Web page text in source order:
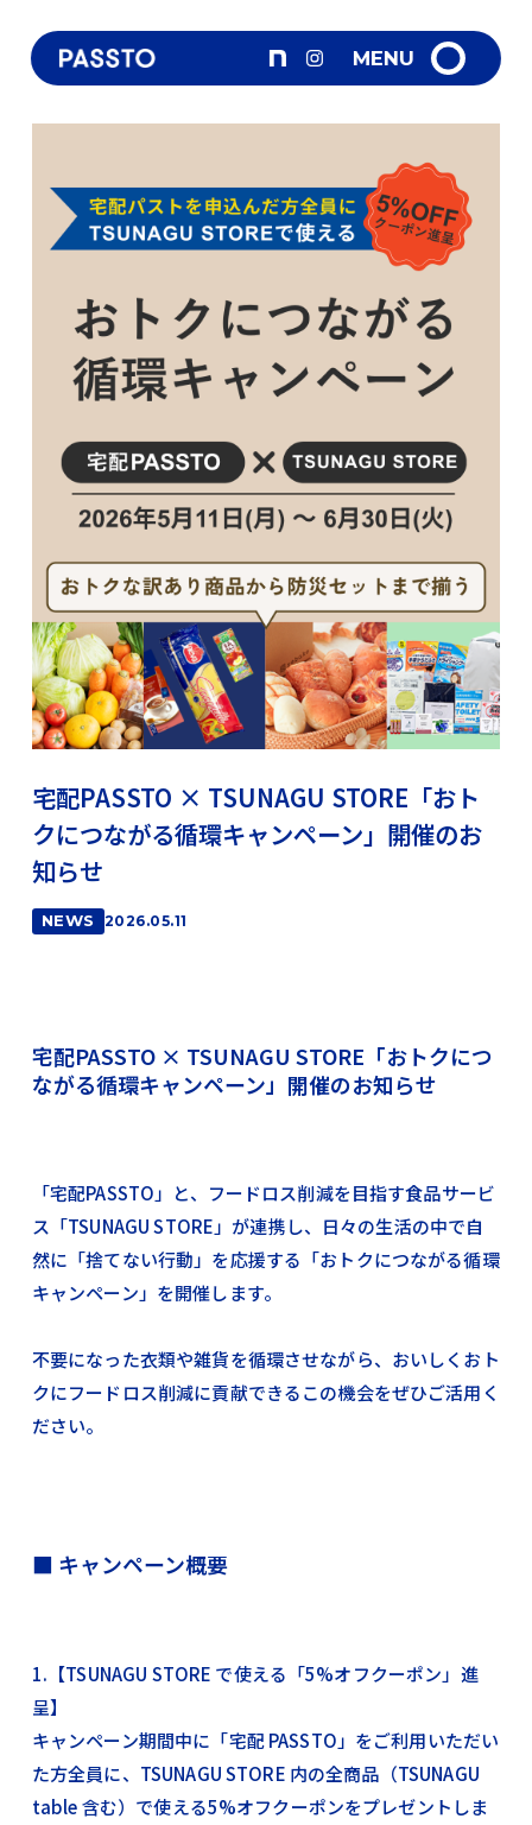
MENU
VISION
パストMAP
宅配パスト
What's New
パストを置く
FAQ
問合せ
宅配PASSTO × TSUNAGU STORE「おト
クにつながる循環キャンペーン」開催のお
知らせ
NEWS 2026.05.11
宅配PASSTO × TSUNAGU STORE「おトクにつ
ながる循環キャンペーン」開催のお知らせ
「宅配PASSTO」と、フードロス削減を目指す食品サービ
ス「TSUNAGU STORE」が連携し、日々の生活の中で自
然に「捨てない行動」を応援する「おトクにつながる循環
キャンペーン」を開催します。
不要になった衣類や雑貨を循環させながら、おいしくおト
クにフードロス削減に貢献できるこの機会をぜひご活用く
ださい。
■ キャンペーン概要
1.【TSUNAGU STORE で使える「5%オフクーポン」進
呈】
キャンペーン期間中に「宅配 PASSTO」をご利用いただい
た方全員に、TSUNAGU STORE 内の全商品（TSUNAGU
table 含む）で使える5%オフクーポンをプレゼントしま